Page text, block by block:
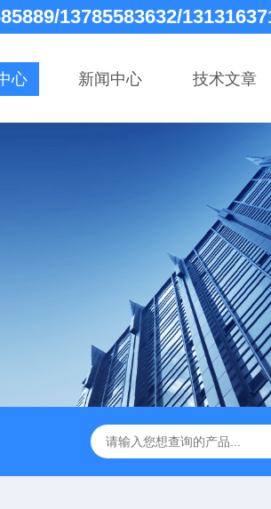
13785583632/
心 新闻中心 技术文章
600*1200鑫鹏骏 岩棉天花板 防火抗